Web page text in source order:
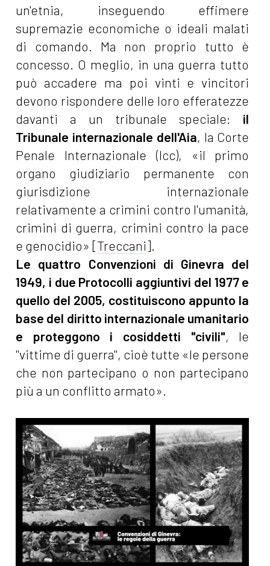
un'etnia, inseguendo effimere
supremazie economiche o ideali malati
di comando. Ma non proprio tutto è
concesso. O meglio, in una guerra tutto
può accadere ma poi vinti e vincitori
devono rispondere delle loro efferatezze
davanti a un tribunale speciale: il
Tribunale internazionale dell'Aia, la Corte
Penale Internazionale (Icc), «il primo
organo giudiziario permanente con
giurisdizione internazionale
relativamente a crimini contro l'umanità,
crimini di guerra, crimini contro la pace
e genocidio» [Treccani].
Le quattro Convenzioni di Ginevra del
1949, i due Protocolli aggiuntivi del 1977 e
quello del 2005, costituiscono appunto la
base del diritto internazionale umanitario
e proteggono i cosiddetti "civili", le
"vittime di guerra", cioè tutte «le persone
che non partecipano o non partecipano
più a un conflitto armato».